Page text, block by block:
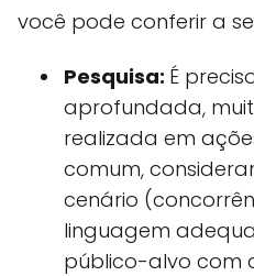
você pode conferir a
Pesquisa: É
aprofundada,
realizada em
comum,
cenário
linguagem
público-alvo com